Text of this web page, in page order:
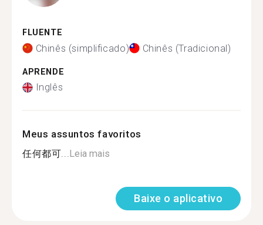
FLUENTE
Chinês (simplificado) Chinês (Tradicional)
APRENDE
Inglês
Meus assuntos favoritos
任何都可...Leia mais
Baixe o aplicativo